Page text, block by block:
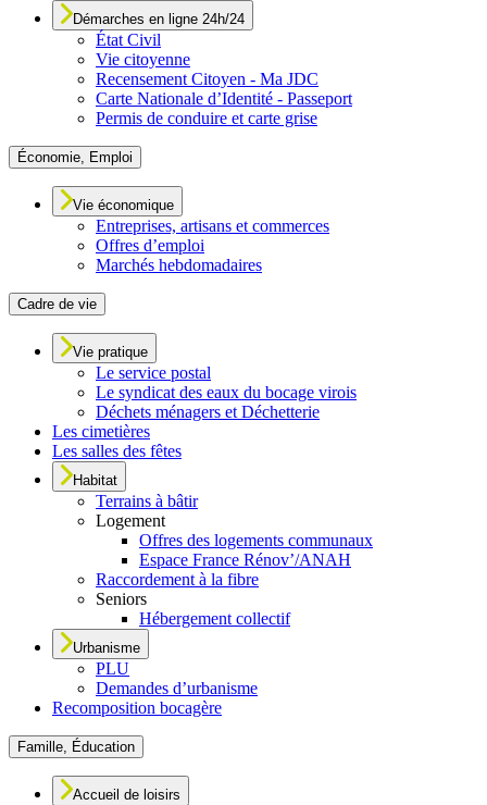
Démarches en ligne 24h/24
État Civil
Vie citoyenne
Recensement Citoyen - Ma JDC
Carte Nationale d’Identité - Passeport
Permis de conduire et carte grise
Économie, Emploi
Vie économique
Entreprises, artisans et commerces
Offres d’emploi
Marchés hebdomadaires
Cadre de vie
Vie pratique
Le service postal
Le syndicat des eaux du bocage virois
Déchets ménagers et Déchetterie
Les cimetières
Les salles des fêtes
Habitat
Terrains à bâtir
Logement
Offres des logements communaux
Espace France Rénov’/ANAH
Raccordement à la fibre
Seniors
Hébergement collectif
Urbanisme
PLU
Demandes d’urbanisme
Recomposition bocagère
Famille, Éducation
Accueil de loisirs